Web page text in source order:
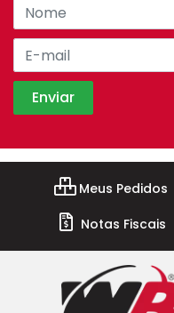
Meus Pedidos
Notas Fiscais